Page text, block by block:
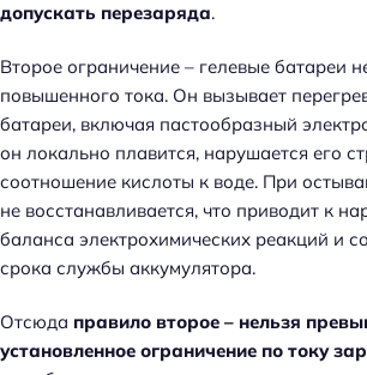
допускать перезаряда.
Второе ограничение – гелевые батареи
повышенного тока. Он вызывает
батареи, включая пастообразный
он локально плавится, нарушается его
соотношение кислоты к воде. При
не восстанавливается, что приводит к
баланса электрохимических реакций и
срока службы аккумулятора.
Отсюда правило второе – нельзя
установленное ограничение по току